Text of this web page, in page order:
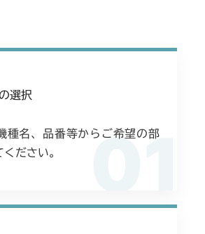
01
選択
種名、品番等からご希望の部
ださい。